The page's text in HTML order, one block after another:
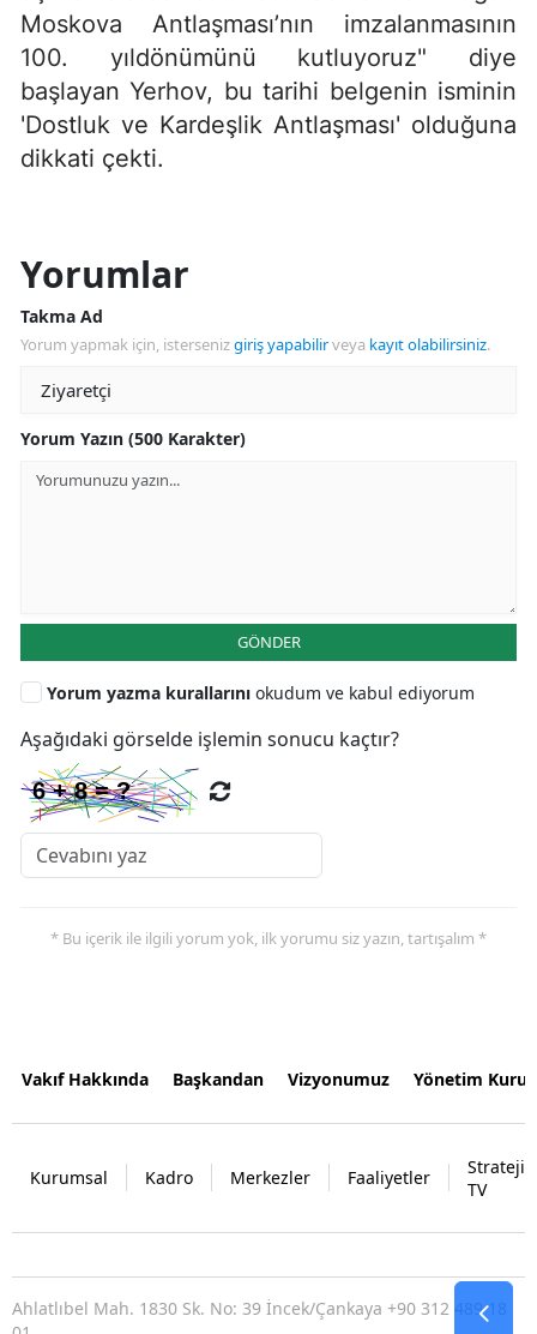
Moskova Antlaşması’nın imzalanmasının
100. yıldönümünü kutluyoruz" diye
başlayan Yerhov, bu tarihi belgenin isminin
'Dostluk ve Kardeşlik Antlaşması' olduğuna
dikkati çekti.
Yorumlar
Takma Ad
Yorum yapmak için, istersenizgiriş yapabilirveya kayıt olabilirsiniz.
Yorum Yazın (500 Karakter)
GÖNDER
Yorum yazma kurallarını okudum ve kabul ediyorum
Aşağıdaki görselde işlemin sonucu kaçtır?
* Bu içerik ile ilgili yorum yok, ilk yorumu siz yazın, tartışalım *
Vakıf Hakkında Başkandan Vizyonumuz Yönetim
Kurumsal Kadro Merkezler Faaliyetler
Strateji
TV
Ahlatlıbel Mah. 1830 Sk. No: 39 İncek/Çankaya +90 312 489 18